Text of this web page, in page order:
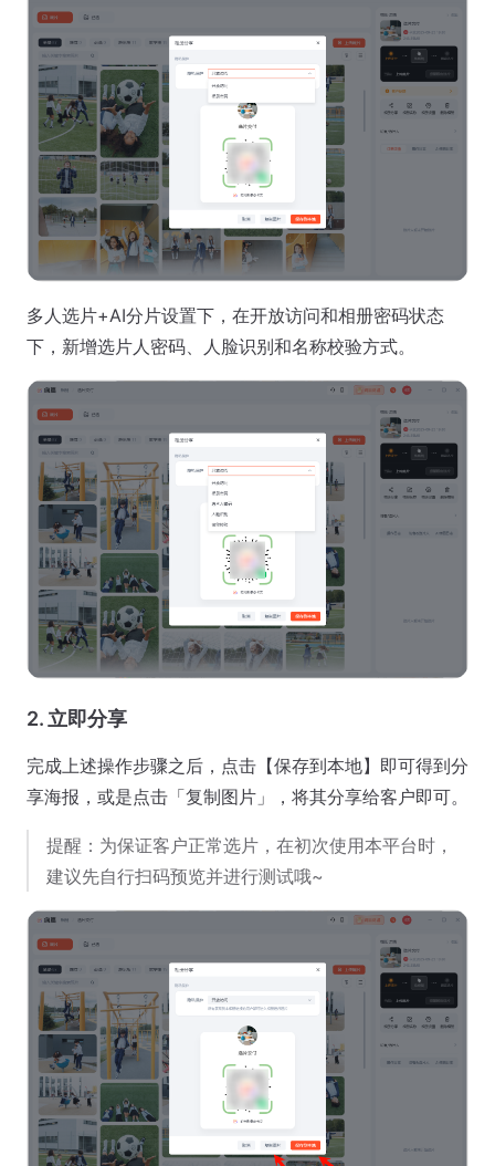
多人选片+AI分片设置下，在开放访问和相册密码状态
下，新增选片人密码、人脸识别和名称校验方式。
2. 立即分享
完成上述操作步骤之后，点击【保存到本地】即可得到分
享海报，或是点击「复制图片」，将其分享给客户即可。
提醒：为保证客户正常选片，在初次使用本平台时，
建议先自行扫码预览并进行测试哦~